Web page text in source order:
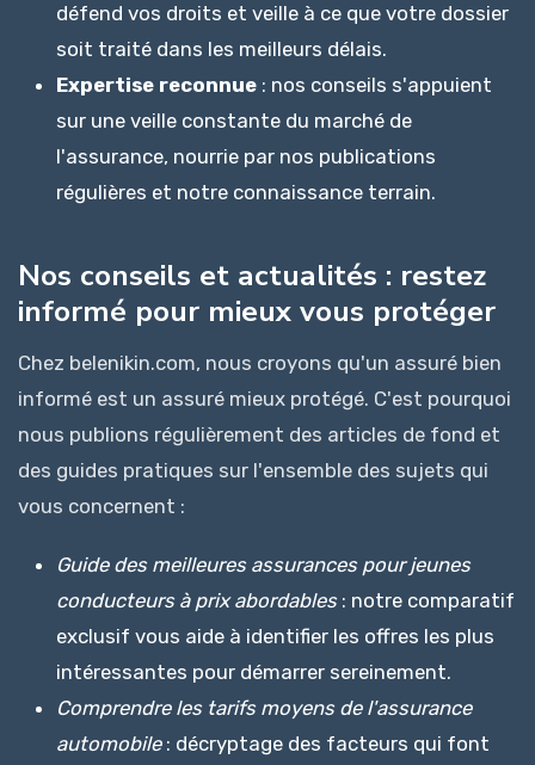
défend vos droits et veille à ce que votre dossier
soit traité dans les meilleurs délais.
Expertise reconnue : nos conseils s'appuient
sur une veille constante du marché de
l'assurance, nourrie par nos publications
régulières et notre connaissance terrain.
Nos conseils et actualités : restez
informé pour mieux vous protéger
Chez belenikin.com, nous croyons qu'un assuré bien
informé est un assuré mieux protégé. C'est pourquoi
nous publions régulièrement des articles de fond et
des guides pratiques sur l'ensemble des sujets qui
vous concernent :
Guide des meilleures assurances pour jeunes
conducteurs à prix abordables : notre comparatif
exclusif vous aide à identifier les offres les plus
intéressantes pour démarrer sereinement.
Comprendre les tarifs moyens de l'assurance
automobile: décryptage des facteurs qui font